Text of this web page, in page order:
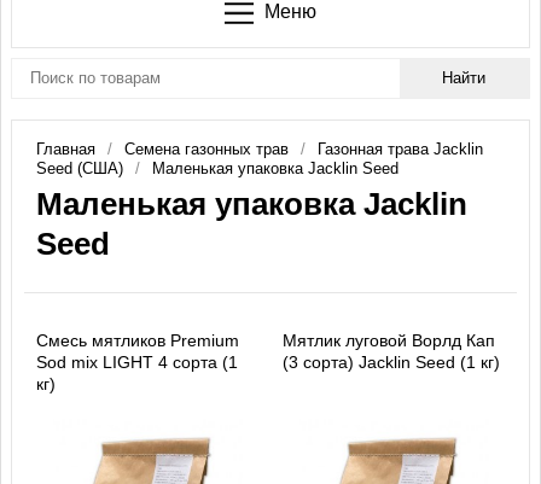
Меню
Главная Семена газонных трав
Газонная трава Jacklin
Seed (США)
Маленькая упаковка Jacklin Seed
Маленькая упаковка Jacklin
Seed
Смесь мятликов Premium
Sod mix LIGHT 4 сорта (1
кг)
Мятлик луговой Ворлд Кап
(3 сорта) Jacklin Seed (1 кг)